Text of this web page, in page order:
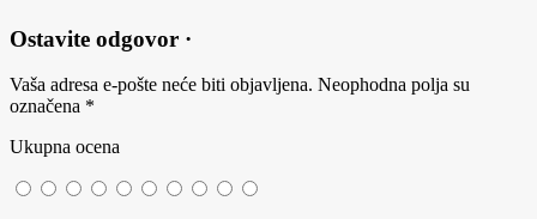
Ostavite odgovor ·
Vaša adresa e-pošte neće biti objavljena. Neophodna polja su
označena *
Ukupna ocena